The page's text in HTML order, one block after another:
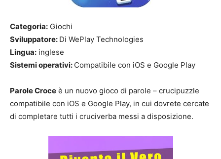
Categoria: Giochi
Sviluppatore: Di WePlay Technologies
Lingua: inglese
Sistemi operativi: Compatibile con iOS e Google Play
Parole Croce è un nuovo gioco di parole – crucipuzzle
compatibile con iOS e Google Play, in cui dovrete cercate
di completare tutti i cruciverba messi a disposizione.